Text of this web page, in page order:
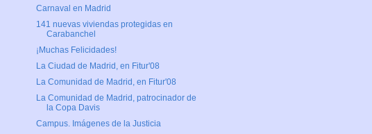
Carnaval en Madrid
141 nuevas viviendas protegidas en
Carabanchel
¡Muchas Felicidades!
La Ciudad de Madrid, en Fitur'08
La Comunidad de Madrid, en Fitur'08
La Comunidad de Madrid, patrocinador de
la Copa Davis
Campus. Imágenes de la Justicia